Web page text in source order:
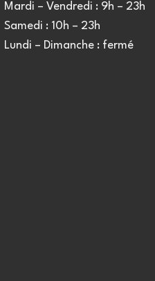
Mardi – Vendredi : 9h – 23h
Samedi : 10h – 23h
Lundi – Dimanche : fermé